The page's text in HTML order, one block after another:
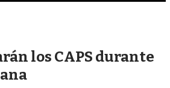
los CAPS durante